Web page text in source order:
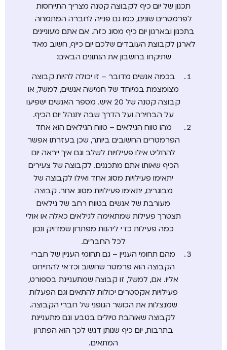
תכנון של יום כיף לקבוצה קטנה מצריך התייחסות
לפרמטרים שונים, כמו גם פנייה לחברה המתמחה
בתכנון ובארגון יום כיף מסוג כזה. אם אתם מעוניינים
לארגן לקבוצת העובדים שלכם יום כייף, חשוב מאד
שתיקחו בחשבון את הנתונים הבאים:
בכמה אנשים מדובר – זו יכולה להיות קבוצה
מצומצמת במיוחד של חמישה אנשים, למשל, או
קבוצה קטנה של 20 איש. מספר האנשים ישפיעו
על הבחירה ועל הדרך שבה יתנהל יום הכיף.
מהו טווח הגילאים – טווח הגילאים הוא אחד
הפרמטרים החשובים ביותר, שכן בעזרתו אפשר
להחליט אילו פעילויות לשלב וגם איך ייראה יום
הכיף שאותו אתם מתכננים. לקבוצה של צעירים
יתאימו פעילויות מסוג אחד ואילו לקבוצה של
מבוגרים, יתאימו פעילויות מסוג אחר. קבוצה
מעורבת של אנשים בטווח רחב של גילאים
תצטרך פעילות שמתאימה לגילאים כאלה או אולי
כמה פעילות כדי ליהנות מפתרון שמדויק ונכון
לכל החברים.
מהם תחומי העניין – גם תחומי העניין של חברי
הקבוצה הוא פרמטר שחשוב וכדאי להתייחס
אליו. אם, למשל, זו קבוצה שמתעניינת בספורט,
פעילויות אקסטרים יכולות להתאים וגם הפעלות
שמנצלות את הכושר הגופני של חברי הקבוצה.
לקבוצה שאוהבת טיולים בטבע וגם מתעניינת
בתרבות, יום כיף שנותן דגש לכך הוא הפתרון
המתאים.